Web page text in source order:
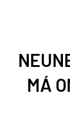
MÁ